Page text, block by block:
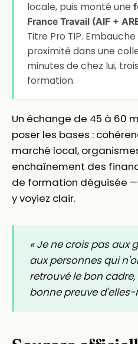
locale, puis monté une
France Travail (AIF +
Titre Pro TIP.
proximité dans une
minutes de chez lui,
formation.
Un échange de 45 à 60
poser les bases :
marché local,
enchaînement des
de formation déguisée
y voyiez clair.
« Je ne crois pas aux
aux personnes qui
retrouvé le bon
bonne preuve d'elles-